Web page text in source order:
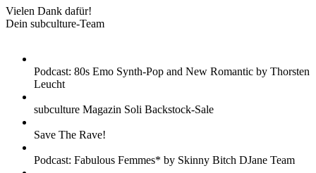
Vielen Dank dafür!
Dein subculture-Team
Podcast: 80s Emo Synth-Pop and New Romantic by Thorsten
Leucht
subculture Magazin Soli Backstock-Sale
Save The Rave!
Podcast: Fabulous Femmes* by Skinny Bitch DJane Team